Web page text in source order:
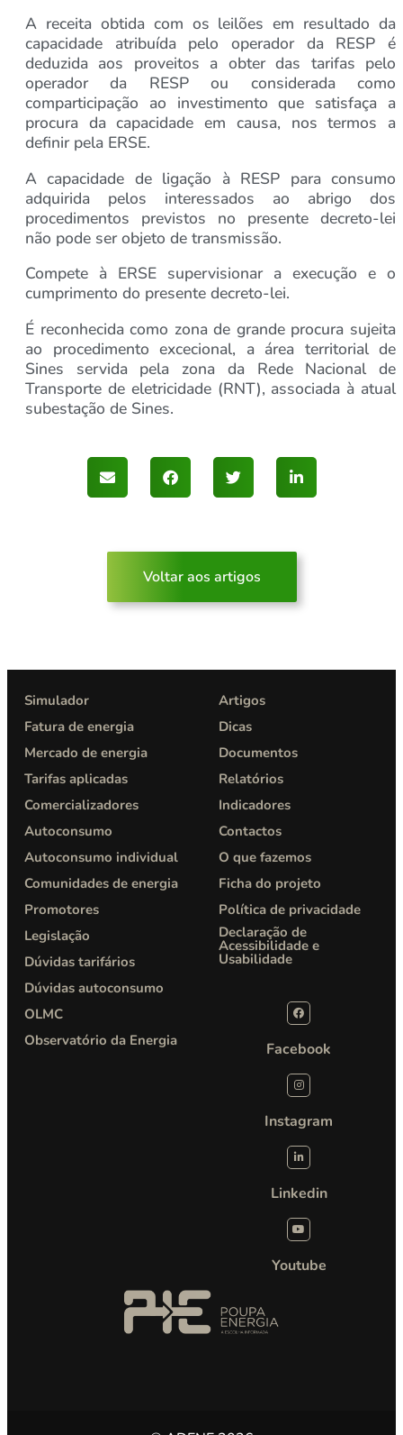
A receita obtida com os leilões em resultado da
capacidade atribuída pelo operador da RESP é
deduzida aos proveitos a obter das tarifas pelo
operador da RESP ou considerada como
comparticipação ao investimento que satisfaça a
procura da capacidade em causa, nos termos a
definir pela ERSE.
A capacidade de ligação à RESP para consumo
adquirida pelos interessados ao abrigo dos
procedimentos previstos no presente decreto-lei
não pode ser objeto de transmissão.
Compete à ERSE supervisionar a execução e o
cumprimento do presente decreto-lei.
É reconhecida como zona de grande procura sujeita
ao procedimento excecional, a área territorial de
Sines servida pela zona da Rede Nacional de
Transporte de eletricidade (RNT), associada à atual
subestação de Sines.
Voltar aos artigos
Simulador
Fatura de energia
Mercado de energia
Tarifas aplicadas
Comercializadores
Autoconsumo
Autoconsumo individual
Comunidades de energia
Promotores
Legislação
Dúvidas tarifários
Dúvidas autoconsumo
Artigos
Dicas
Documentos
Relatórios
Indicadores
Contactos
O que fazemos
Ficha do projeto
Política de privacidade​
Declaração de
Acessibilidade e
Usabilidade
OLMC
Observatório da Energia
Facebook
Instagram
Linkedin
Youtube